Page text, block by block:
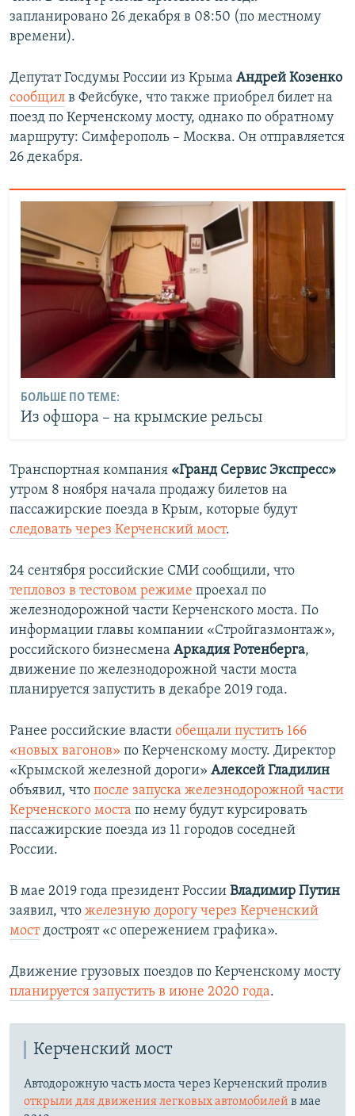
запланировано 26 декабря в 08:50 (по местному
времени).
Депутат Госдумы России из Крыма Андрей Козенко
сообщил в Фейсбуке, что также приобрел билет на
поезд по Керченскому мосту, однако по обратному
маршруту: Симферополь – Москва. Он отправляется
26 декабря.
БОЛЬШЕ ПО ТЕМЕ:
Из офшора – на крымские рельсы
Транспортная компания «Гранд Сервис Экспресс»
утром 8 ноября начала продажу билетов на
пассажирские поезда в Крым, которые будут
следовать через Керченский мост.
24 сентября российские СМИ сообщили, что
тепловоз в тестовом режиме проехал по
железнодорожной части Керченского моста. По
информации главы компании «Стройгазмонтаж»,
российского бизнесмена Аркадия Ротенберга,
движение по железнодорожной части моста
планируется запустить в декабре 2019 года.
Ранее российские власти обещали пустить 166
«новых вагонов» по Керченскому мосту. Директор
«Крымской железной дороги» Алексей Гладилин
объявил, что после запуска железнодорожной части
Керченского моста по нему будут курсировать
пассажирские поезда из 11 городов соседней
России.
В мае 2019 года президент России Владимир Путин
заявил, что железную дорогу через Керченский
мостдостроят «с опережением графика».
Движение грузовых поездов по Керченскому мосту
планируется запустить в июне 2020 года.
Керченский мост
Автодорожную часть моста через Керченский пролив
открыли для движения легковых автомобилей в мае